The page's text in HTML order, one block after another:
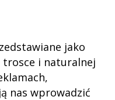
jako
trosce i naturalnej
nas wprowadzić